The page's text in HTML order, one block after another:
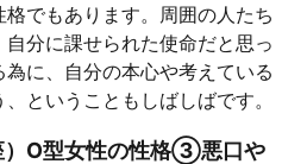
でもあります。周囲の人たち
分に課せられた使命だと思っ
に、自分の本心や考えている
ということもしばしばです。
）O型女性の性格③悪口や